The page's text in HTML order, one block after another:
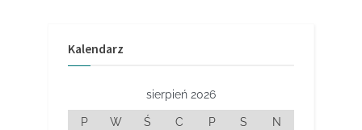
Kalendarz
sierpień 2026
P W Ś C P S
N